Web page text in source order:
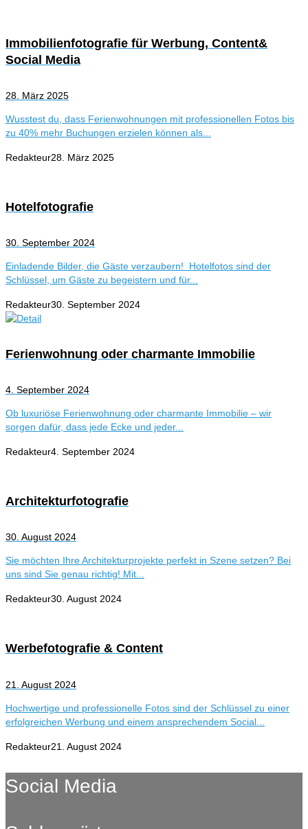
Immobilienfotografie für Werbung, Content&
Social Media
28. März 2025
Wusstest du, dass Ferienwohnungen mit professionellen Fotos bis
zu 40% mehr Buchungen erzielen können als...
Redakteur28. März 2025
Hotelfotografie
30. September 2024
Einladende Bilder, die Gäste verzaubern! Hotelfotos sind der
Schlüssel, um Gäste zu begeistern und für...
Redakteur30. September 2024
Ferienwohnung oder charmante Immobilie
4. September 2024
Ob luxuriöse Ferienwohnung oder charmante Immobilie – wir
sorgen dafür, dass jede Ecke und jeder...
Redakteur4. September 2024
Architekturfotografie
30. August 2024
Sie möchten Ihre Architekturprojekte perfekt in Szene setzen? Bei
uns sind Sie genau richtig! Mit...
Redakteur30. August 2024
Werbefotografie & Content
21. August 2024
Hochwertige und professionelle Fotos sind der Schlüssel zu einer
erfolgreichen Werbung und einem ansprechendem Social...
Redakteur21. August 2024
Social Media